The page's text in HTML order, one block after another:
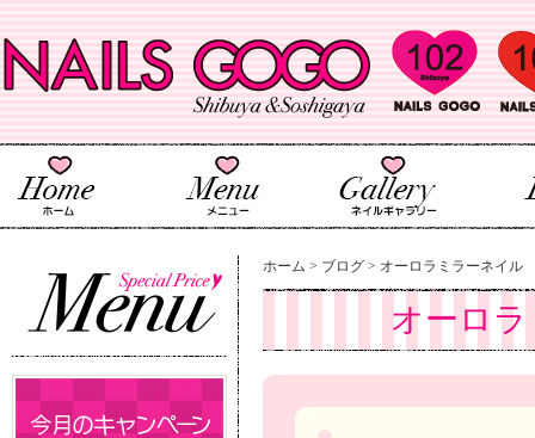
ホーム > ブログ > オーロラミラーネイル
オーロ